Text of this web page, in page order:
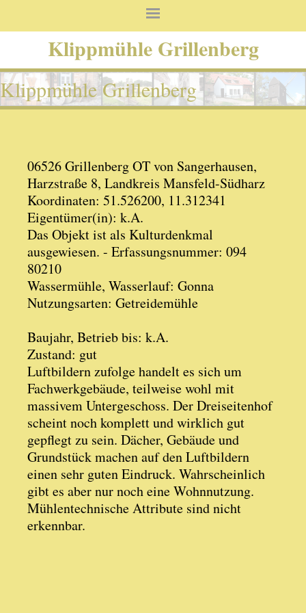
Klippmühle Grillenberg
Klippmühle Grillenberg
06526 Grillenberg OT von Sangerhausen,
Harzstraße 8, Landkreis Mansfeld-Südharz
Koordinaten: 51.526200, 11.312341
Eigentümer(in): k.A.
Das Objekt ist als Kulturdenkmal
ausgewiesen. - Erfassungsnummer: 094
80210
Wassermühle, Wasserlauf: Gonna
Nutzungsarten: Getreidemühle
Baujahr, Betrieb bis: k.A.
Zustand: gut
Luftbildern zufolge handelt es sich um
Fachwerkgebäude, teilweise wohl mit
massivem Untergeschoss. Der Dreiseitenhof
scheint noch komplett und wirklich gut
gepflegt zu sein. Dächer, Gebäude und
Grundstück machen auf den Luftbildern
einen sehr guten Eindruck. Wahrscheinlich
gibt es aber nur noch eine Wohnnutzung.
Mühlentechnische Attribute sind nicht
erkennbar.